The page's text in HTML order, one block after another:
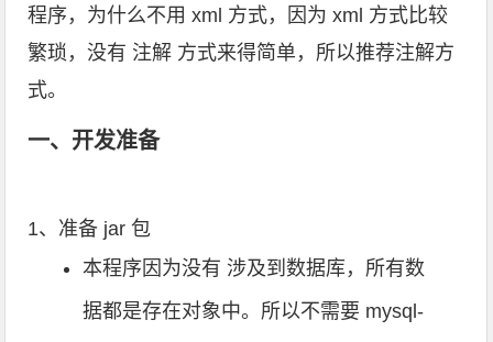
程序，为什么不用 xml 方式，因为 xml 方式比较
繁琐，没有 注解 方式来得简单，所以推荐注解方
式。
一、开发准备
1、准备 jar 包
本程序因为没有 涉及到数据库，所有数
据都是存在对象中。所以不需要 mysql-